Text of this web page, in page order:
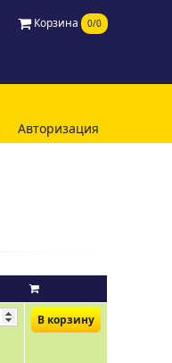
Корзина 0/0
Авторизация
В корзину